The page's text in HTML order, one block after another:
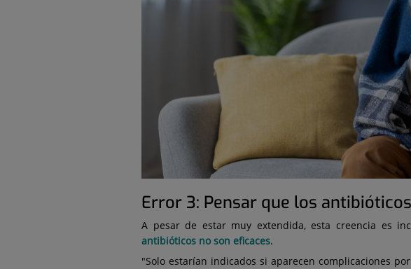
Error 3: Pensar que los
A pesar de estar muy extendida, esta creencia es
antibióticos no son eficaces.
"Solo estarían indicados si aparecen complicaciones